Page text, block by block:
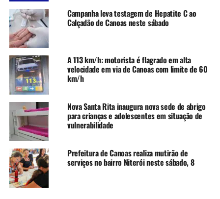
participou ativamente nos resgates de animais na
enchente de maio de 2024.
“Nos comovemos com a
situação dos cães aqui do
município e resolvemos nos
unir a essa ação. O
importante é mostrar a
realidade e incentivar a
adoção consciente”,
destacou Rafael Miranda,
presidente da ONG.
Campanha leva testagem de Hepatite C ao
Calçadão de Canoas neste sábado
A 113 km/h: motorista é flagrado em alta
velocidade em via de Canoas com limite de 60
km/h
Nova Santa Rita inaugura nova sede de abrigo
para crianças e adolescentes em situação de
vulnerabilidade
Prefeitura de Canoas realiza mutirão de
serviços no bairro Niterói neste sábado, 8